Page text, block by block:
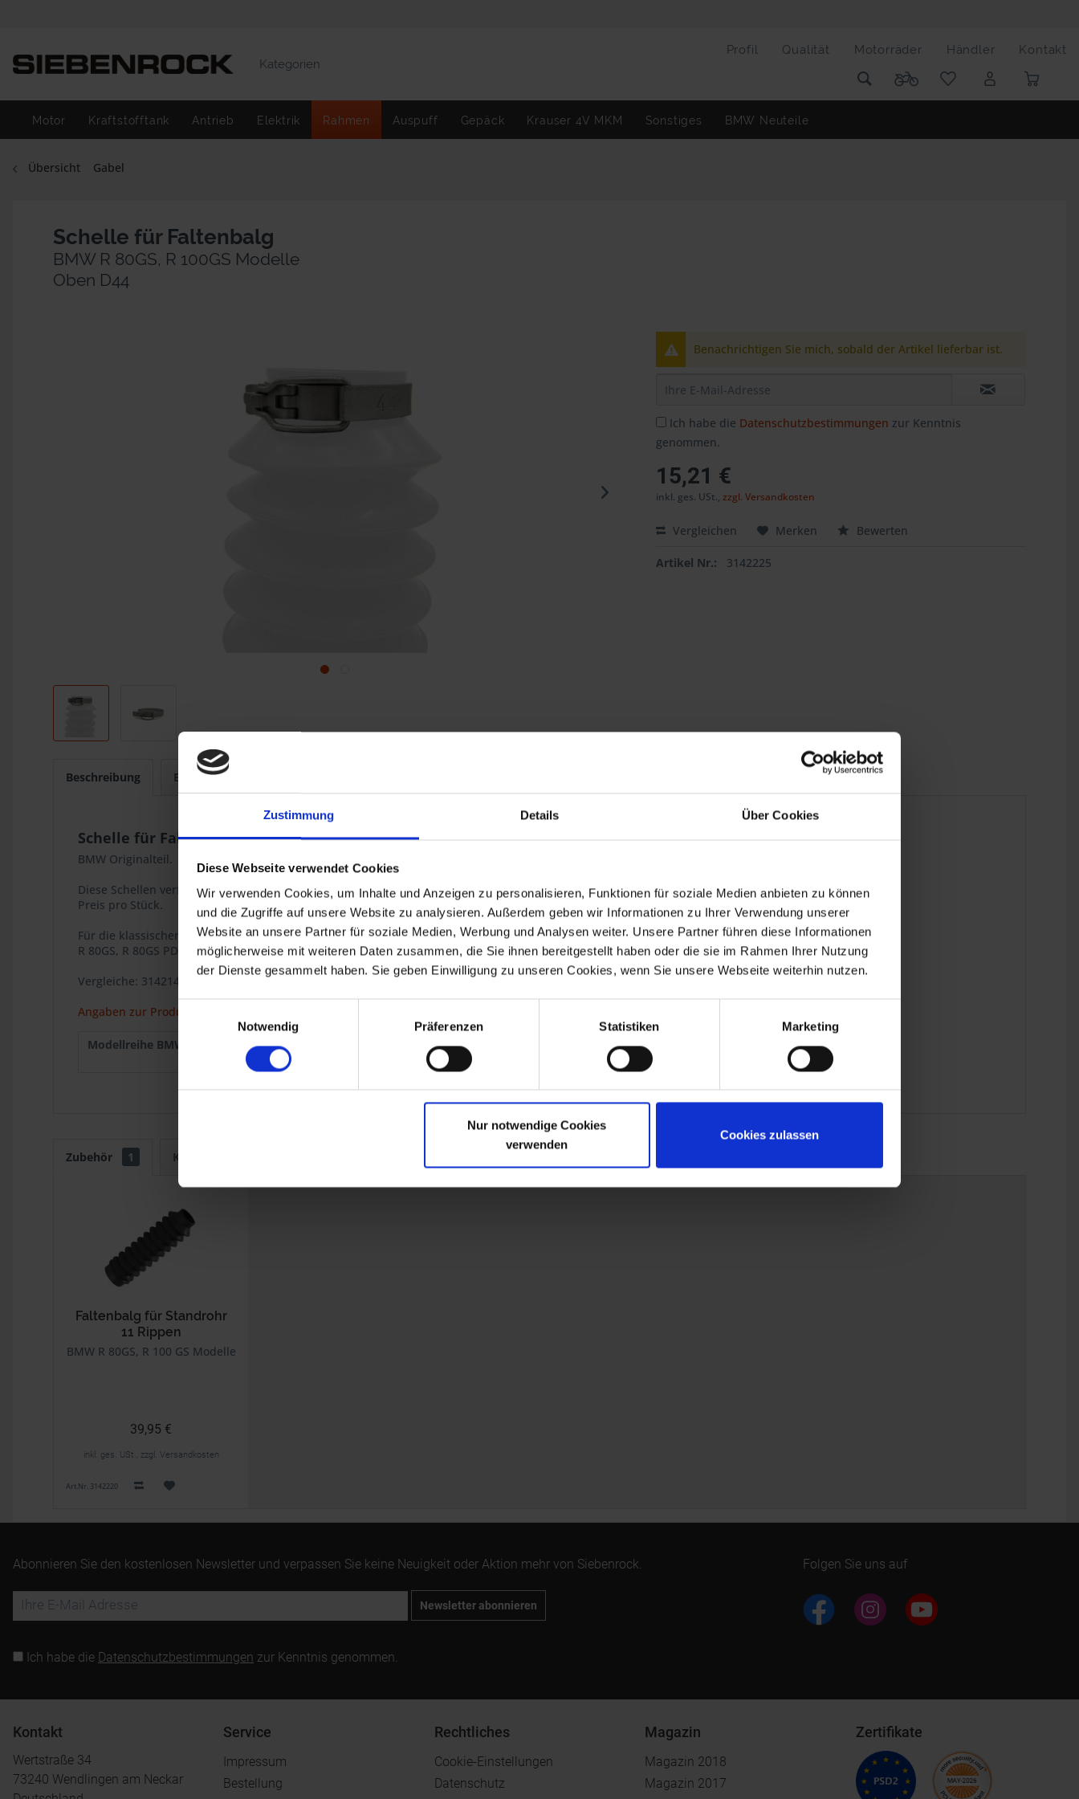
Zustimmung Details Über Cookies
Diese Webseite verwendet Cookies
Wir verwenden Cookies, um Inhalte und Anzeigen zu personalisieren, Funktionen für soziale Medien anbieten zu können
und die Zugriffe auf unsere Website zu analysieren. Außerdem geben wir Informationen zu Ihrer Verwendung unserer
Website an unsere Partner für soziale Medien, Werbung und Analysen weiter. Unsere Partner führen diese Informationen
möglicherweise mit weiteren Daten zusammen, die Sie ihnen bereitgestellt haben oder die sie im Rahmen Ihrer Nutzung
der Dienste gesammelt haben. Sie geben Einwilligung zu unseren Cookies, wenn Sie unsere Webseite weiterhin nutzen.
Einwilligungsauswahl
Notwendig
Präferenzen Statistiken Marketing
Nur notwendige Cookies
verwenden
Cookies zulassen
Kategorien
Profil Qualität Motorräder Händler Kontakt
Motor Kraftstofftank Antrieb Elektrik Rahmen Auspuff Gepäck Krauser 4V MKM Sonstiges BMW Neuteile
Übersicht Gabel
Schelle für Faltenbalg
BMW R 80GS, R 100GS Modelle
Oben D44
Benachrichtigen Sie mich, sobald der Artikel lieferbar ist.
Ich habe die Datenschutzbestimmungen zur Kenntnis
genommen.
15,21 €
inkl. ges. USt.,zzgl. Versandkosten
Vergleichen Merken Bewerten
Artikel Nr.: 3142225
Beschreibung Bewertungen
Schelle für Faltenbalg
BMW Originalteil.
Diese Schellen verfügen über ein Clip-on-Befestigungssystem.
Preis pro Stück.
Für die klassischen BMW 2V Boxer Modelle
R 80GS, R 80GS PD, R 100GS, R 100GS PD.
Vergleiche: 31421458225 / 31-42-1-458-225
Angaben zur Produktsicherheit
Modellreihe BMW : R 80GS R 80GS Basic
R 100GS
Zubehör 1 Kunden kauften auch
Faltenbalg für Standrohr
11 Rippen
BMW R 80GS, R 100 GS Modelle
39,95 €
inkl. ges. USt., zzgl. Versandkosten
Art.Nr. 3142220
Abonnieren Sie den kostenlosen Newsletter und verpassen Sie keine Neuigkeit oder Aktion mehr von Siebenrock.
Newsletter abonnieren
Ich habe die Datenschutzbestimmungen zur Kenntnis genommen.
Folgen Sie uns auf
Kontakt
Wertstraße 34
73240 Wendlingen am Neckar
Service
Impressum
Bestellung
Rechtliches
Cookie-Einstellungen
Datenschutz
Magazin
Magazin 2018
Magazin 2017
Zertifikate